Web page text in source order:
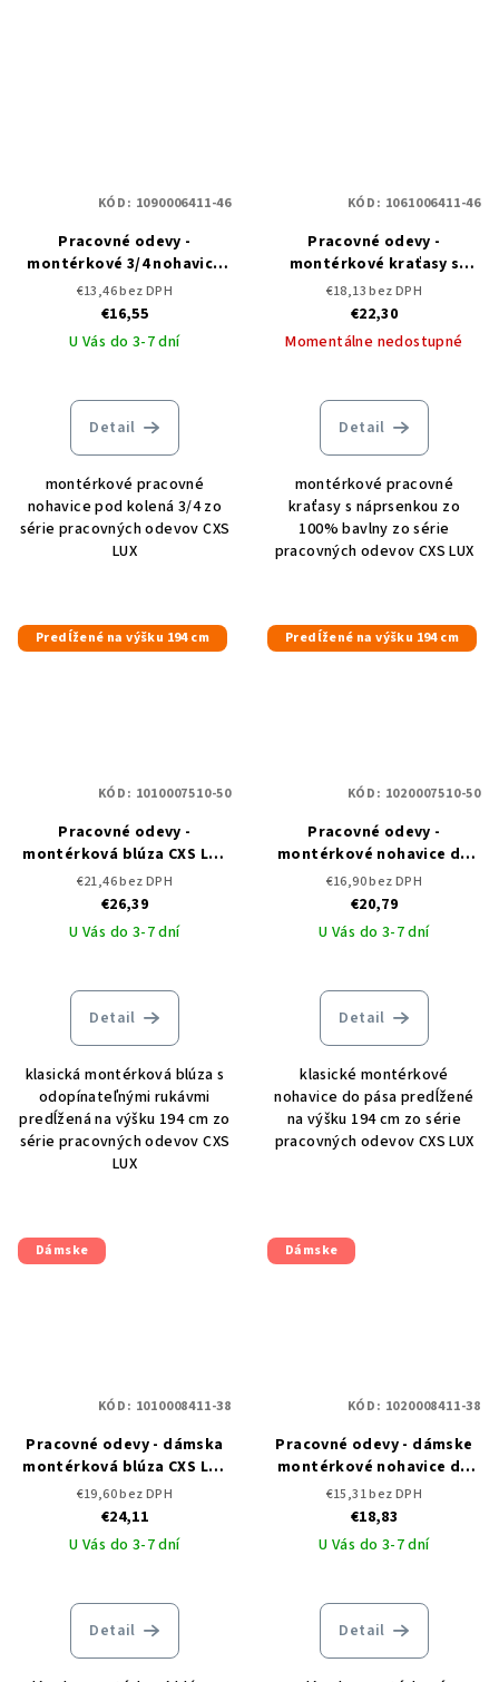
Pracovné odevy -
montérkové 3/4 nohavice
CXS LUX PATRIK
€13,46 bez DPH
€16,55
U Vás do 3-7 dní
Detail
montérkové pracovné
nohavice pod kolená 3/4 zo
série pracovných odevov CXS
LUX
KÓD: 1090006411-46
Pracovné odevy -
montérkové kraťasy s
náprsenkou CXS LUX DENIS
€18,13 bez DPH
€22,30
Momentálne nedostupné
Detail
montérkové pracovné
kraťasy s náprsenkou zo
100% bavlny zo série
pracovných odevov CXS LUX
KÓD: 1061006411-46
Predĺžené na výšku 194 cm
Pracovné odevy -
montérková blúza CXS LUX
EDA 2v1 - predĺžená
€21,46 bez DPH
€26,39
U Vás do 3-7 dní
Detail
klasická montérková blúza s
odopínateľnými rukávmi
predĺžená na výšku 194 cm zo
série pracovných odevov CXS
LUX
KÓD: 1010007510-50
Predĺžené na výšku 194 cm
Pracovné odevy -
montérkové nohavice do
pása CXS LUX JOZEF -
predĺžené
€16,90 bez DPH
€20,79
U Vás do 3-7 dní
Detail
klasické montérkové
nohavice do pása predĺžené
na výšku 194 cm zo série
pracovných odevov CXS LUX
KÓD: 1020007510-50
Dámske
Pracovné odevy - dámska
montérková blúza CXS LUX
DIANA 2v1
€19,60 bez DPH
€24,11
U Vás do 3-7 dní
Detail
KÓD: 1010008411-38
Dámske
Pracovné odevy - dámske
montérkové nohavice do
pása CXS LUX ELENA
€15,31 bez DPH
€18,83
U Vás do 3-7 dní
Detail
KÓD: 1020008411-38